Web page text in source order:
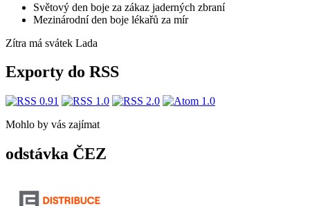
Světový den boje za zákaz jaderných zbraní
Mezinárodní den boje lékařů za mír
Zítra má svátek Lada
Exporty do RSS
Mohlo by vás zajímat
odstávka ČEZ